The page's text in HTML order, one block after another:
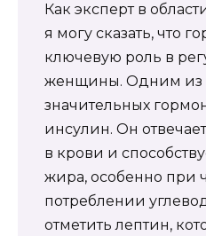
Как эксперт в
я могу сказать, что
ключевую роль в
женщины. Одним из
значительных
инсулин. Он
в крови и
жира, особенно при
потреблении
отметить лептин,